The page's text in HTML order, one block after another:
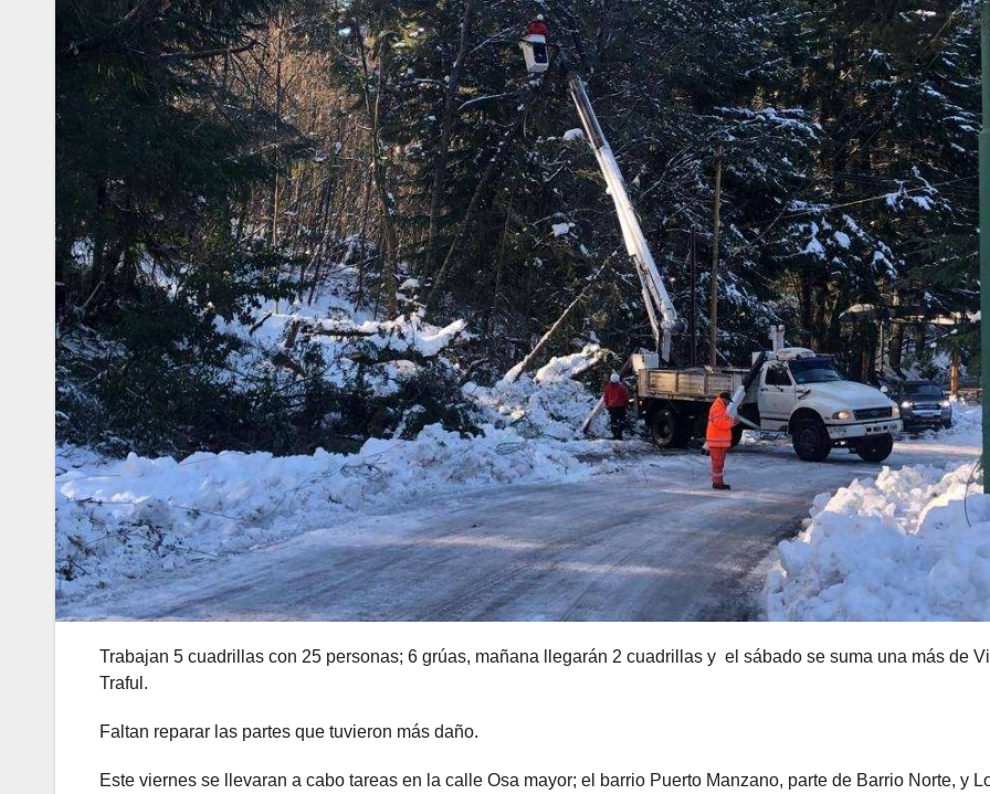
Trabajan 5 cuadrillas con 25 personas; 6 grúas, mañana llegarán 2 cuadrillas y el sábado se suma una más de
Traful.
Faltan reparar las partes que tuvieron más daño.
Este viernes se llevaran a cabo tareas en la calle Osa mayor; el barrio Puerto Manzano, parte de Barrio Norte, y